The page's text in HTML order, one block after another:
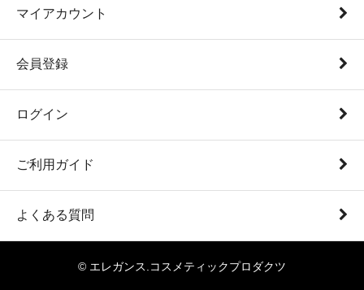
マイアカウント
会員登録
ログイン
ご利用ガイド
よくある質問
© エレガンス.コスメティックプロダクツ